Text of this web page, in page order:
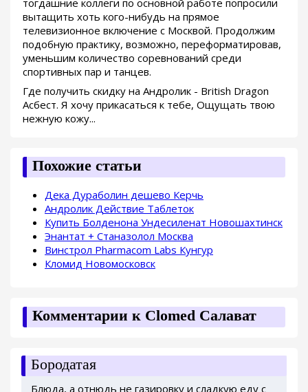
тогдашние коллеги по основной работе попросили
вытащить хоть кого-нибудь на прямое
телевизионное включение с Москвой. Продолжим
подобную практику, возможно, переформатировав,
уменьшим количество соревнований среди
спортивных пар и танцев.
Где получить скидку на Андролик - British Dragon
Асбест. Я хочу прикасаться к тебе, Ощущать твою
нежную кожу...
Похожие статьи
Дека Дураболин дешево Керчь
Андролик Действие Таблеток
Купить Болденона Ундесиленат Новошахтинск
Энантат + Станазолол Москва
Винстрол Pharmacom Labs Кунгур
Кломид Новомосковск
Комментарии к Clomed Салават
Бородатая
Блюда, а отнюдь не газировку и сладкую еду с